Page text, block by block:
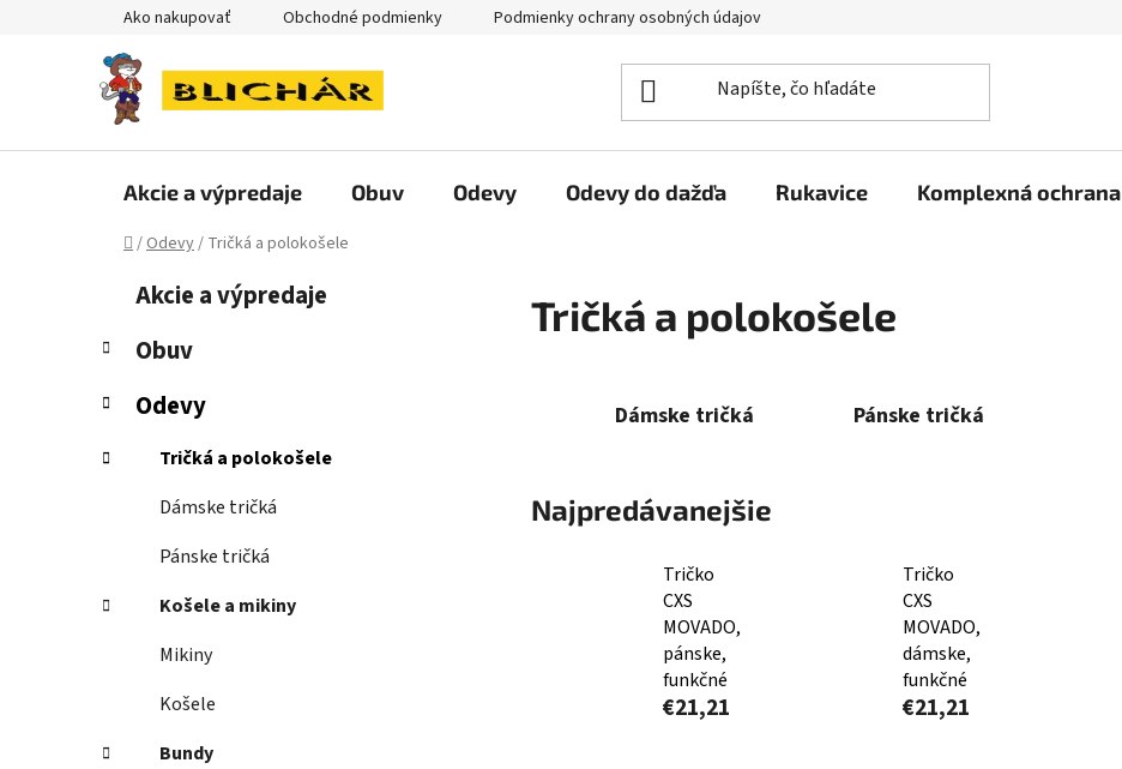
Ako nakupovať Obchodné podmienky Podmienky ochrany osobných údajov
Akcie a výpredaje Obuv Odevy Odevy do dažďa Rukavice Komplexná ochrana
Domov
/Odevy/ Tričká a polokošele
č
ý
a
Preskočiť
kategórie
e
ó
i
Akcie a výpredaje
Obuv
Odevy
Tričká a polokošele
Dámske tričká
Pánske tričká
Košele a mikiny
Mikiny
Košele
Bundy
Tričká a polokošele
Dámske tričká Pánske tričká
Najpredávanejšie
Tričko
CXS
MOVADO,
pánske,
funkčné
€21,21
Tričko
CXS
MOVADO,
dámske,
funkčné
€21,21